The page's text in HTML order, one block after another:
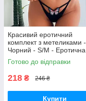
Красивий еротичний
комплект з метеликами -
Чорний - S/M - Еротична
білизна
Готово до відправки
218 ₴ 246 ₴
Купити